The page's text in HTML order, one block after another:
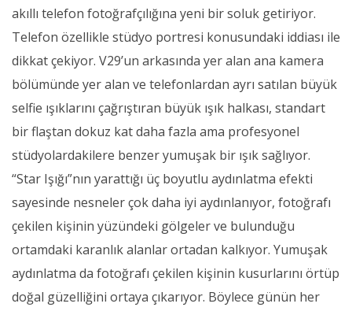
akıllı telefon fotoğrafçılığına yeni bir soluk getiriyor.
Telefon özellikle stüdyo portresi konusundaki iddiası ile
dikkat çekiyor. V29’un arkasında yer alan ana kamera
bölümünde yer alan ve telefonlardan ayrı satılan büyük
selfie ışıklarını çağrıştıran büyük ışık halkası, standart
bir flaştan dokuz kat daha fazla ama profesyonel
stüdyolardakilere benzer yumuşak bir ışık sağlıyor.
“Star Işığı”nın yarattığı üç boyutlu aydınlatma efekti
sayesinde nesneler çok daha iyi aydınlanıyor, fotoğrafı
çekilen kişinin yüzündeki gölgeler ve bulunduğu
ortamdaki karanlık alanlar ortadan kalkıyor. Yumuşak
aydınlatma da fotoğrafı çekilen kişinin kusurlarını örtüp
doğal güzelliğini ortaya çıkarıyor. Böylece günün her